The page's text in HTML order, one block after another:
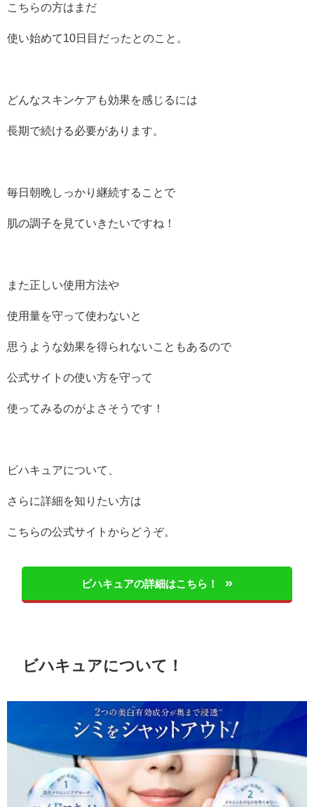
こちらの方はまだ
使い始めて10日目だったとのこと。
どんなスキンケアも効果を感じるには
長期で続ける必要があります。
毎日朝晩しっかり継続することで
肌の調子を見ていきたいですね！
また正しい使用方法や
使用量を守って使わないと
思うような効果を得られないこともあるので
公式サイトの使い方を守って
使ってみるのがよさそうです！
ビハキュアについて、
さらに詳細を知りたい方は
こちらの公式サイトからどうぞ。
ビハキュアの詳細はこちら！
ビハキュアについて！